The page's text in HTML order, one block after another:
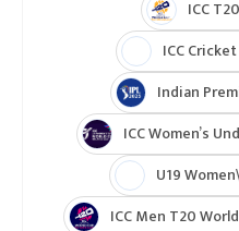
ICC
ICC
Indian
ICC Women’s
U19
ICC Men T20